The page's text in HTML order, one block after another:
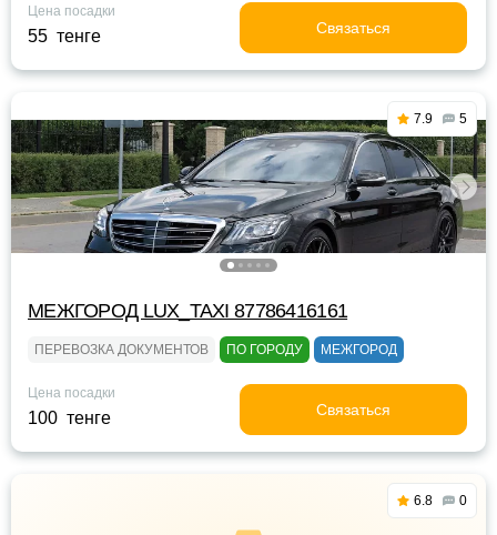
Цена посадки
55 тенге Связаться
7.9 5
МЕЖГОРОД LUX_TAXI 87786416161
ПЕРЕВОЗКА ДОКУМЕНТОВ ПО ГОРОДУ МЕЖГОРОД
Цена посадки
100 тенге Связаться
6.8 0